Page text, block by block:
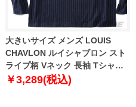
大きいサイズ メンズ LOUIS
CHAVLON ルイシャブロン スト
ライプ柄 Vネック 長袖 Tシャツ
2160-8140
￥3,289(税込)